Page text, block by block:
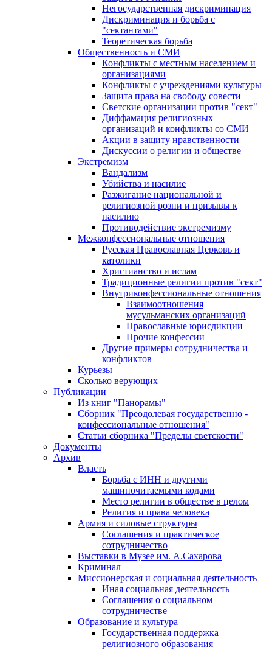
Негосударственная дискриминация
Дискриминация и борьба с
"сектантами"
Теоретическая борьба
Общественность и СМИ
Конфликты с местным населением и
организациями
Конфликты с учреждениями культуры
Защита права на свободу совести
Светские организации против "сект"
Диффамация религиозных
организаций и конфликты со СМИ
Акции в защиту нравственности
Дискуссии о религии и обществе
Экстремизм
Вандализм
Убийства и насилие
Разжигание национальной и
религиозной розни и призывы к
насилию
Противодействие экстремизму
Межконфессиональные отношения
Русская Православная Церковь и
католики
Христианство и ислам
Традиционные религии против "сект"
Внутриконфессиональные отношения
Взаимоотношения
мусульманских организаций
Православные юрисдикции
Прочие конфессии
Другие примеры сотрудничества и
конфликтов
Курьезы
Сколько верующих
Публикации
Из книг "Панорамы"
Сборник "Преодолевая государственно -
конфессиональные отношения"
Статьи сборника "Пределы светскости"
Документы
Архив
Власть
Борьба с ИНН и другими
машиночитаемыми кодами
Место религии в обществе в целом
Религия и права человека
Армия и силовые структуры
Соглашения и практическое
сотрудничество
Выставки в Музее им. А.Сахарова
Криминал
Миссионерская и социальная деятельность
Иная социальная деятельность
Соглашения о социальном
сотрудничестве
Образование и культура
Государственная поддержка
религиозного образования